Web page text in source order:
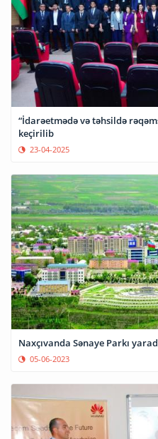
“İdarəetmədə və təhsildə
keçirilib
23-04-2025
Naxçıvanda Sənaye Parkı
05-06-2023